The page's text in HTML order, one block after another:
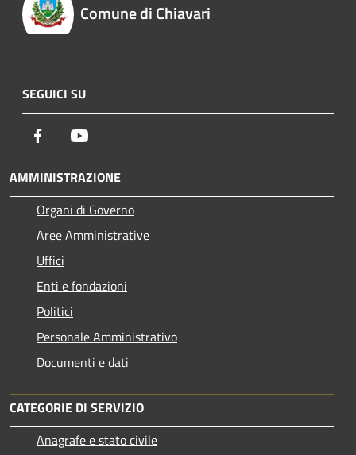
Comune di Chiavari
SEGUICI SU
Facebook
AMMINISTRAZIONE
Organi di Governo
Aree Amministrative
Uffici
Enti e fondazioni
Politici
Personale Amministrativo
Documenti e dati
CATEGORIE DI SERVIZIO
Anagrafe e stato civile